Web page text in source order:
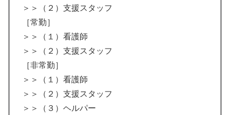
＞＞（２）支援スタッフ
［常勤］
＞＞（１）看護師
＞＞（２）支援スタッフ
［非常勤］
＞＞（１）看護師
＞＞（２）支援スタッフ
＞＞（３）ヘルパー